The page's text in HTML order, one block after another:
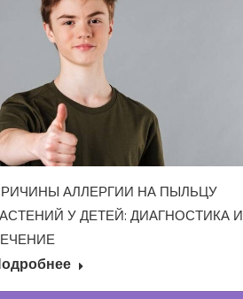
АЛЛЕРГИИ НА ПЫЛЬЦУ
У ДЕТЕЙ: ДИАГНОСТИКА И